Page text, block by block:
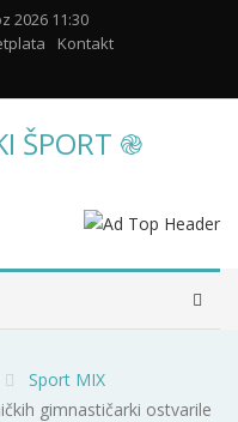
2026 11:30
Kontakt
Sport MIX
gimnastičarki ostvarile